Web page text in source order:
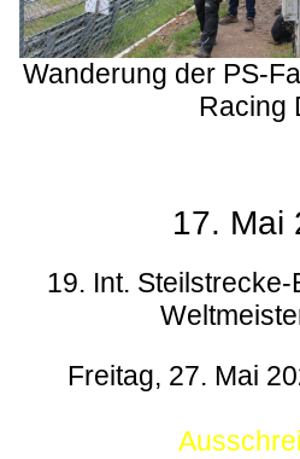
Wanderung der PS-
Racing
17. Mai
19. Int.
Freitag, 27. Mai